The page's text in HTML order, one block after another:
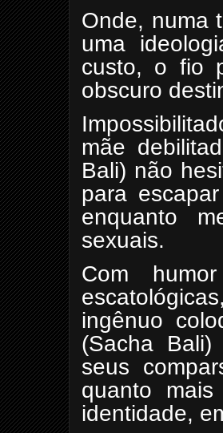
Onde, numa
uma
custo, o fio
obscuro
mãe
Bali) não
para
enquanto
sexuais.
Com
ingênuo
(Sacha
seus
quanto
identidade,